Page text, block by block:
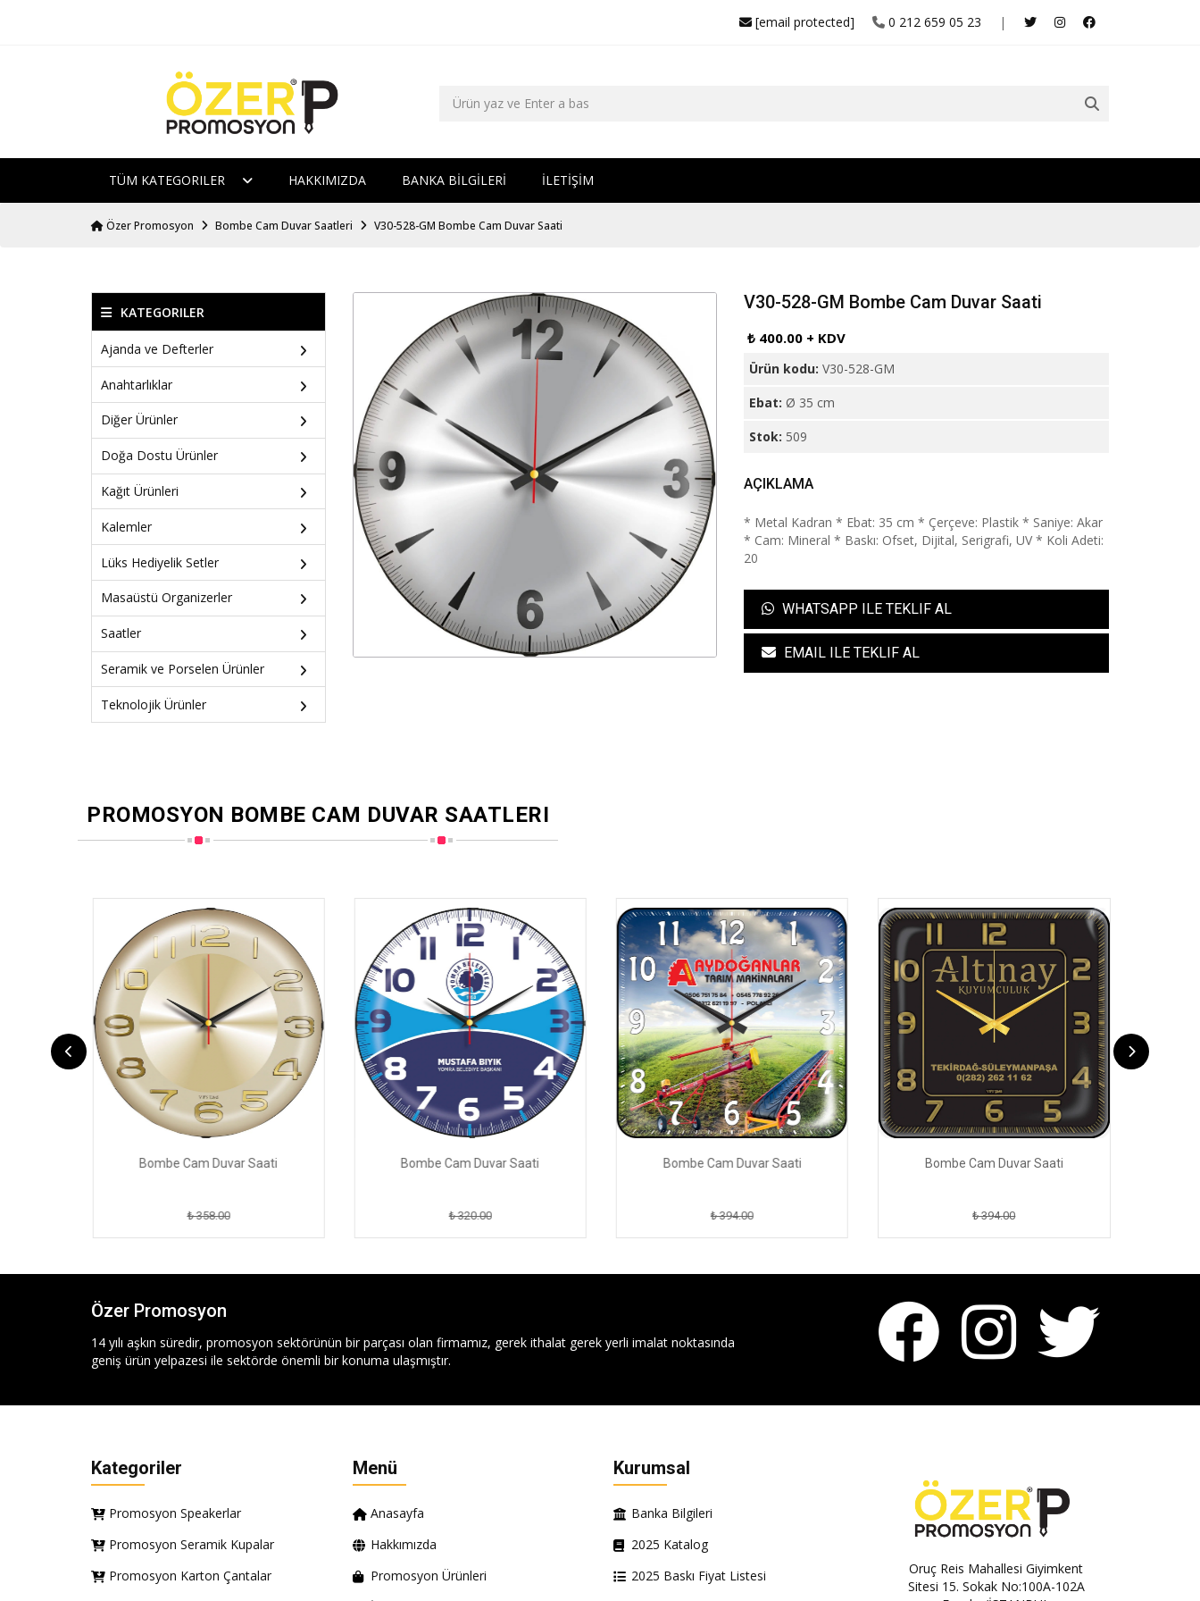
|
0 212 659 05 23
[email protected]
TÜM KATEGORILER HAKKIMIZDA BANKA BİLGİLERİ İLETİŞİM
Özer Promosyon Bombe Cam Duvar Saatleri V30-528-GM Bombe Cam Duvar Saati
KATEGORILER
Ajanda ve Defterler
Anahtarlıklar
Diğer Ürünler
Doğa Dostu Ürünler
Kağıt Ürünleri
Kalemler
Lüks Hediyelik Setler
Masaüstü Organizerler
Saatler
Seramik ve Porselen Ürünler
Teknolojik Ürünler
V30-528-GM Bombe Cam Duvar Saati
₺ 400.00 + KDV
Ürün kodu:V30-528-GM
Ebat: Ø 35 cm
Stok: 509
AÇIKLAMA
* Metal Kadran * Ebat: 35 cm * Çerçeve: Plastik * Saniye: Akar
* Cam: Mineral * Baskı: Ofset, Dijital, Serigrafi, UV * Koli Adeti:
20
WHATSAPP ILE TEKLIF AL
EMAIL ILE TEKLIF AL
PROMOSYON BOMBE CAM DUVAR SAATLERI
Bombe Cam Duvar Saati
₺ 358.00
Bombe Cam Duvar Saati
₺ 320.00
Bombe Cam Duvar Saati
₺ 394.00
Bombe Cam Duvar Saati
₺ 394.00
Özer Promosyon
14 yılı aşkın süredir, promosyon sektörünün bir parçası olan firmamız, gerek ithalat gerek yerli imalat noktasında
geniş ürün yelpazesi ile sektörde önemli bir konuma ulaşmıştır.
Kategoriler
Promosyon Speakerlar
Promosyon Seramik Kupalar
Promosyon Karton Çantalar
Menü
Anasayfa
Hakkımızda
Promosyon Ürünleri
Kurumsal
Banka Bilgileri
2025 Katalog
2025 Baskı Fiyat Listesi
Oruç Reis Mahallesi Giyimkent
Sitesi 15. Sokak No:100A-102A